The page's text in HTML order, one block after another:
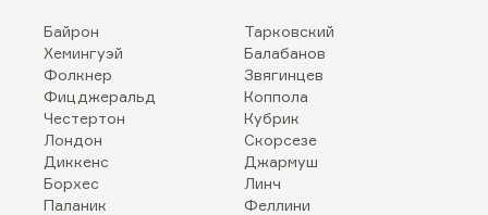
Байрон
Хемингуэй
Фолкнер
Фицджеральд
Честертон
Лондон
Диккенс
Борхес
Паланик
Тарковский
Балабанов
Звягинцев
Коппола
Кубрик
Скорсезе
Джармуш
Линч
Феллини